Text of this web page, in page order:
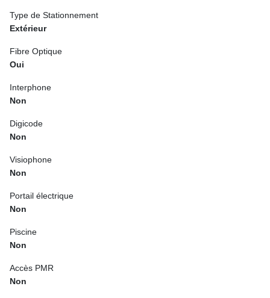
Type de Stationnement
Extérieur
Fibre Optique
Oui
Interphone
Non
Digicode
Non
Visiophone
Non
Portail électrique
Non
Piscine
Non
Accès PMR
Non